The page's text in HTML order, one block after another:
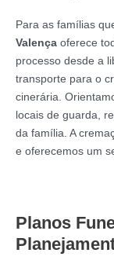
Para as famílias
Valença oferece
processo desde a
transporte para o
cinerária.
locais de guarda,
da família. A
e oferecemos um
Planos